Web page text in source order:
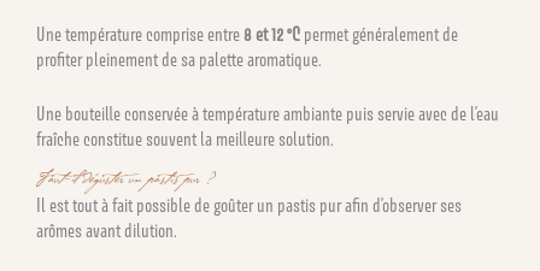
Une température comprise entre 8 et 12 °C permet généralement de
profiter pleinement de sa palette aromatique.
Une bouteille conservée à température ambiante puis servie avec de l’eau
fraîche constitue souvent la meilleure solution.
Faut-il déguster un pastis pur ?
Il est tout à fait possible de goûter un pastis pur afin d’observer ses
arômes avant dilution.